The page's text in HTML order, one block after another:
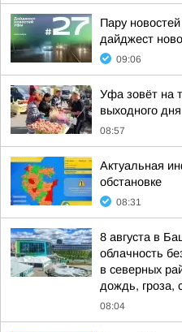
Пару
дайджест
09:06
Уфа зовёт на
выходного дня
08:57
Актуальная
обстановке
08:31
8 августа в
облачность
в северных
дождь, гроза,
08:04